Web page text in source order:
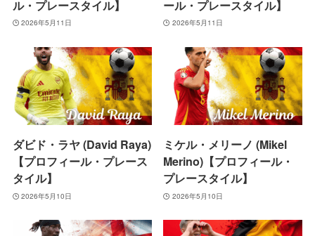
ル・プレースタイル】
2026年5月11日
ール・プレースタイル】
2026年5月11日
ダビド・ラヤ (David Raya)
【プロフィール・プレース
タイル】
2026年5月10日
ミケル・メリーノ (Mikel
Merino)【プロフィール・
プレースタイル】
2026年5月10日